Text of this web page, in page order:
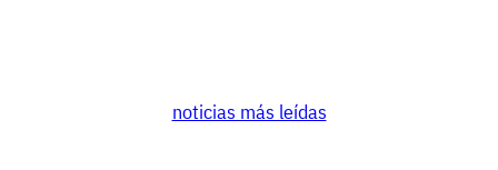
noticias más leídas